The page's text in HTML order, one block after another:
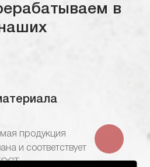
в
продукция
и соответствует